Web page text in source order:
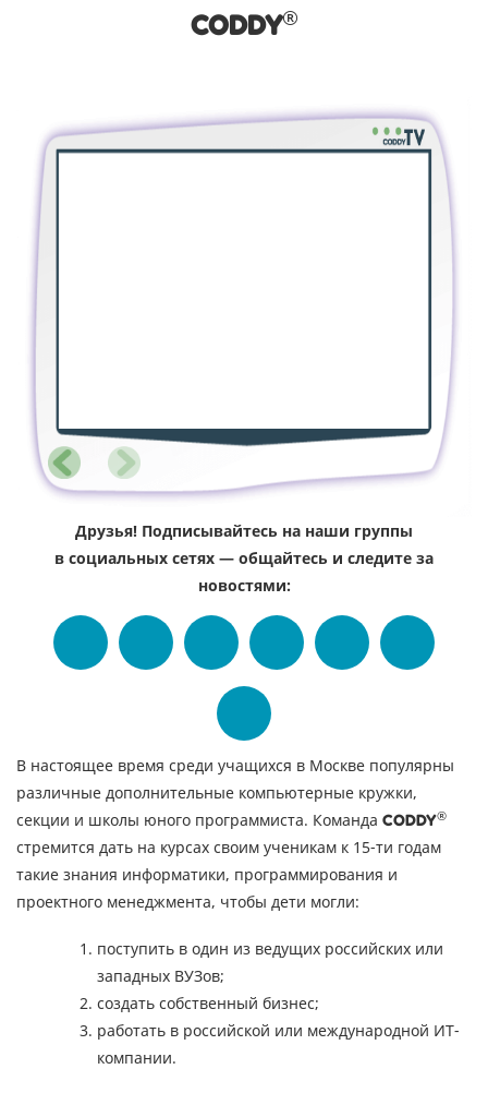
CODDY®
Друзья! Подписывайтесь на наши группы
в социальных сетях — общайтесь и следите за
новостями:
В настоящее время среди учащихся в Москве популярны
различные дополнительные компьютерные кружки,
секции и школы юного программиста. Команда CODDY®
стремится дать на курсах своим ученикам к 15-ти годам
такие знания информатики, программирования и
проектного менеджмента, чтобы дети могли:
поступить в один из ведущих российских или
западных ВУЗов;
создать собственный бизнес;
работать в российской или международной ИТ-
компании.